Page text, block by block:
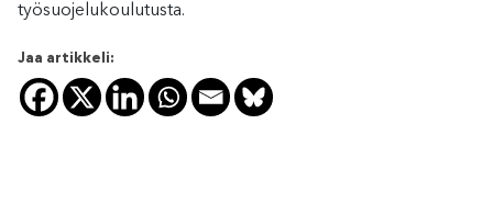
työsuojelukoulutusta.
Jaa artikkeli: